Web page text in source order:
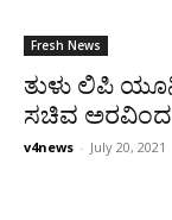
Fresh News
ತುಳು ಲಿಪಿ
ಸಚಿವ
v4news - July 20, 2021